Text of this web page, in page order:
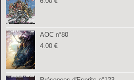
AOC n°80
4.00€